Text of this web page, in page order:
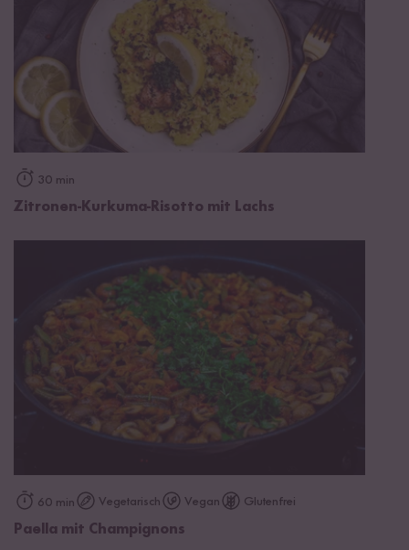
30 min
Zitronen-Kurkuma-Risotto mit Lachs
60 min Vegetarisch Vegan Glutenfrei
Paella mit Champignons